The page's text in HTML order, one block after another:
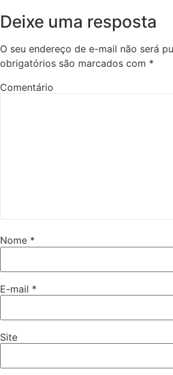
Deixe uma resposta
O seu endereço de e-mail não será
obrigatórios são marcados com *
Comentário
Nome *
E-mail *
Site